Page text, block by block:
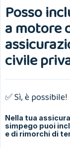
Posso
a motore
civile
✅ Sì, è possibile!
Nella tua
simpego puoi
e di rimorchi di